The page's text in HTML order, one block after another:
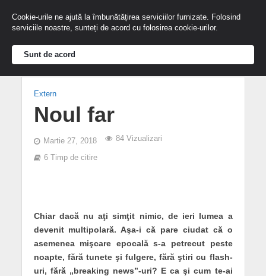
Extern
Noul far
Martie 27, 2018 84 Vizualizari
6 Timp de citire
Chiar dacă nu aţi simţit nimic, de ieri lumea a
devenit multipolară. Aşa-i că pare ciudat că o
asemenea mişcare epocală s-a petrecut peste
noapte, fără tunete şi fulgere, fără ştiri cu flash-
uri, fără „breaking news”-uri? E ca şi cum te-ai
Cookie-urile ne ajută la îmbunătățirea serviciilor furnizate. Folosind
serviciile noastre, sunteți de acord cu folosirea cookie-urilor.
Sunt de acord